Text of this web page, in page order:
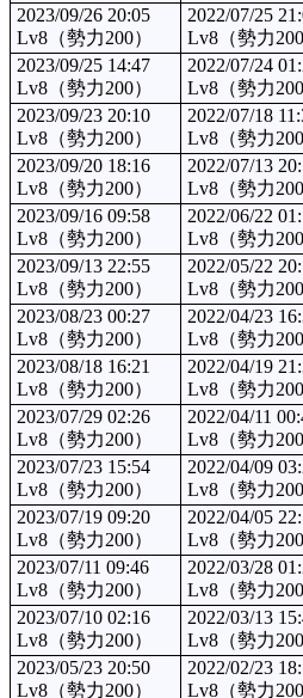
2023/09/26 20:05
Lv8（勢力200）
2022/07/25
Lv8（勢力200
2023/09/25 14:47
Lv8（勢力200）
2022/07/24
Lv8（勢力200
2023/09/23 20:10
Lv8（勢力200）
2022/07/18
Lv8（勢力200
2023/09/20 18:16
Lv8（勢力200）
2022/07/13
Lv8（勢力200
2023/09/16 09:58
Lv8（勢力200）
2022/06/22
Lv8（勢力200
2023/09/13 22:55
Lv8（勢力200）
2022/05/22
Lv8（勢力200
2023/08/23 00:27
Lv8（勢力200）
2022/04/23
Lv8（勢力200
2023/08/18 16:21
Lv8（勢力200）
2022/04/19
Lv8（勢力200
2023/07/29 02:26
Lv8（勢力200）
2022/04/11
Lv8（勢力200
2023/07/23 15:54
Lv8（勢力200）
2022/04/09
Lv8（勢力200
2023/07/19 09:20
Lv8（勢力200）
2022/04/05
Lv8（勢力200
2023/07/11 09:46
Lv8（勢力200）
2022/03/28
Lv8（勢力200
2023/07/10 02:16
Lv8（勢力200）
2022/03/13
Lv8（勢力200
2023/05/23 20:50
Lv8（勢力200）
2022/02/23
Lv8（勢力200